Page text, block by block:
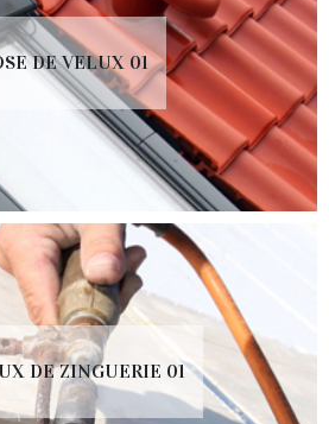
DE VELUX 01
DE ZINGUERIE 01